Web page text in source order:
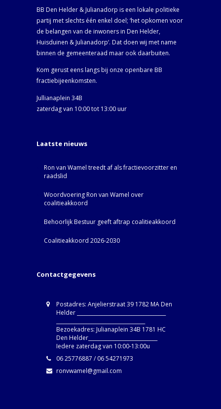
BB Den Helder & Julianadorp is een lokale politieke
partij met slechts één enkel doel; ‘het opkomen voor
de belangen van de inwoners in Den Helder,
Huisduinen & Julianadorp‘. Dat doen wij met name
binnen de gemeenteraad maar ook daarbuiten.
Kom gerust eens langs bij onze openbare BB
fractiebijeenkomsten.
Jullianaplein 34B
zaterdag van 10:00 tot 13:00 uur
Laatste nieuws
Ron van Wamel treedt af als fractievoorzitter en
raadslid
Woordvoering Ron van Wamel over
coalitieakkoord
Behoorlijk Bestuur geeft aftrap coalitieakkoord
Coalitieakkoord 2026-2030
Contactgegevens
Postadres: Anjelierstraat 39 1782 MA Den
Helder ____________________________________
Bezoekadres: Julianaplein 34B 1781 HC
Den Helder____________________________
Iedere zaterdag van 10:00-13:00u
06 25776887 / 06 54271973
ronvwamel@gmail.com